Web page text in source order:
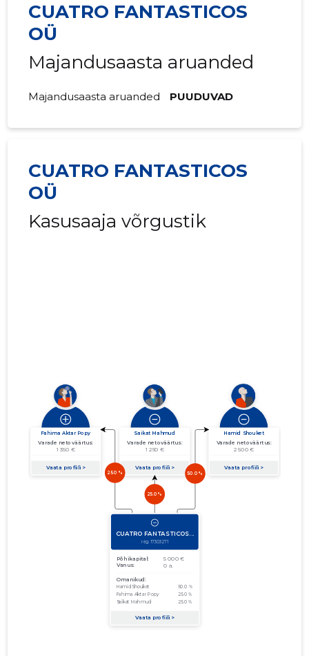
CUATRO FANTASTICOS
OÜ
Majandusaasta aruanded
Majandusaasta aruanded PUUDUVAD
CUATRO FANTASTICOS
OÜ
Kasusaaja võrgustik